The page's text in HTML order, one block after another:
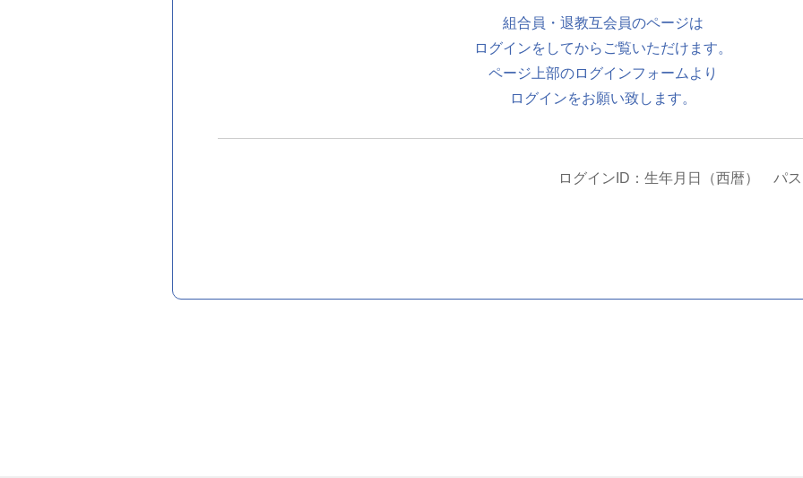
組合員・退教互会員のページは
ログインをしてからご覧いただけます。
ページ上部のログインフォームより
ログインをお願い致します。
ログインID：生年月日（西暦） パ